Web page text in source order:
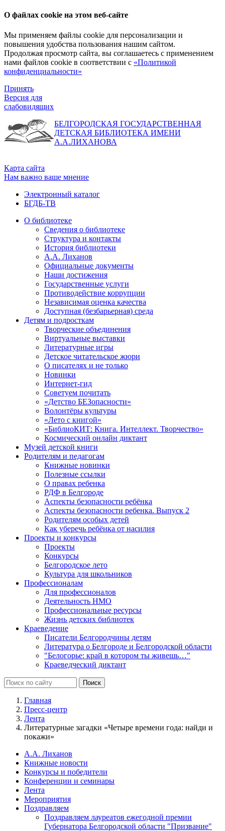
О файлах cookie на этом веб-сайте
Мы применяем файлы cookie для персонализации и
повышения удобства пользования нашим сайтом.
Продолжая просмотр сайта, вы соглашаетесь с применением
нами файлов cookie в соответствии с «Политикой
конфиденциальности»
Принять
Версия для
слабовидящих
БЕЛГОРОДСКАЯ ГОСУДАРСТВЕННАЯ
ДЕТСКАЯ БИБЛИОТЕКА ИМЕНИ
А.А.ЛИХАНОВА
Карта сайта
Нам важно ваше мнение
Электронный каталог
БГДБ-ТВ
О библиотеке
Сведения о библиотеке
Структура и контакты
История библиотеки
А.А. Лиханов
Официальные документы
Наши достижения
Государственные услуги
Противодействие коррупции
Независимая оценка качества
Доступная (безбарьерная) среда
Детям и подросткам
Творческие объединения
Виртуальные выставки
Литературные игры
Детское читательское жюри
О писателях и не только
Новинки
Интернет-гид
Советуем почитать
«Детство БЕЗопасности»
Волонтёры культуры
«Лето с книгой»
«БиблиоКИТ: Книга. Интеллект. Творчество»
Космический онлайн диктант
Музей детской книги
Родителям и педагогам
Книжные новинки
Полезные ссылки
О правах ребенка
РДФ в Белгороде
Аспекты безопасности ребёнка
Аспекты безопасности ребенка. Выпуск 2
Родителям особых детей
Как уберечь ребёнка от насилия
Проекты и конкурсы
Проекты
Конкурсы
Белгородское лето
Культура для школьников
Профессионалам
Для профессионалов
Деятельность НМО
Профессиональные ресурсы
Жизнь детских библиотек
Краеведение
Писатели Белгородчины детям
Литература о Белгороде и Белгородской области
"Белогорье: край в котором ты живешь…"
Краеведческий диктант
Главная
Пресс-центр
Лента
Литературные загадки «Четыре времени года: найди и
покажи»
А.А. Лиханов
Книжные новости
Конкурсы и победители
Конференции и семинары
Лента
Мероприятия
Поздравляем
Поздравляем лауреатов ежегодной премии
Губернатора Белгородской области "Призвание"